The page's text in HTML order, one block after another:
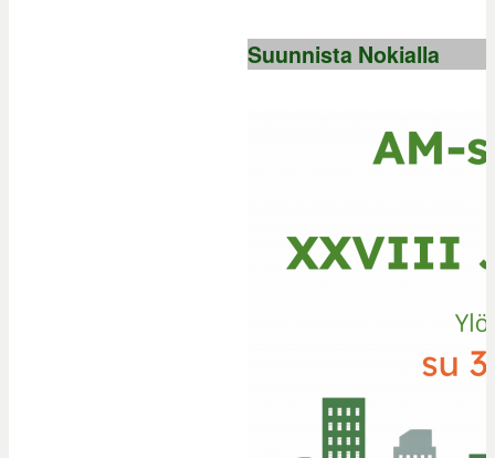
Suunnista Nokialla